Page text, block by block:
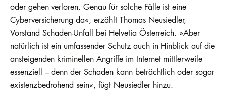
oder gehen verloren. Genau für solche Fälle ist eine
Cyberversicherung da«, erzählt Thomas Neusiedler,
Vorstand Schaden-Unfall bei Helvetia Österreich. »Aber
natürlich ist ein umfassender Schutz auch in Hinblick auf die
ansteigenden kriminellen Angriffe im Internet mittlerweile
essenziell – denn der Schaden kann beträchtlich oder sogar
existenzbedrohend sein«, fügt Neusiedler hinzu.